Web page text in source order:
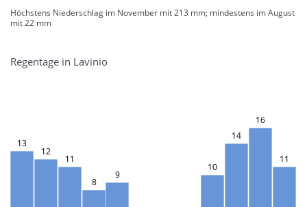
Höchstens Niederschlag im November mit 213 mm; mindestens im August
mit 22 mm
Regentage in Lavinio
13
12
11
8
9
10
14
16
11